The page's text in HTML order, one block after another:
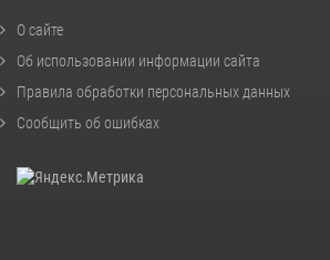
О сайте
Об использовании информации сайта
Правила обработки персональных данных
Сообщить об ошибках